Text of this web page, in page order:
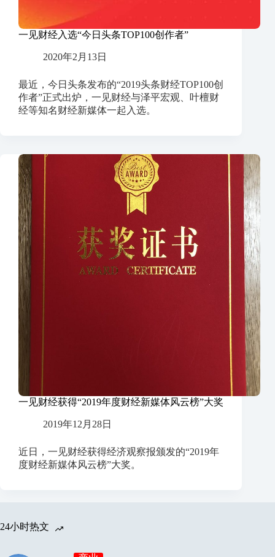
一见财经入选“今日头条TOP100创作者”
2020年2月13日
最近，今日头条发布的“2019头条财经TOP100创
作者”正式出炉，一见财经与泽平宏观、叶檀财
经等知名财经新媒体一起入选。
一见财经获得“2019年度财经新媒体风云榜”大奖
2019年12月28日
近日，一见财经获得经济观察报颁发的“2019年
度财经新媒体风云榜”大奖。
24小时热文